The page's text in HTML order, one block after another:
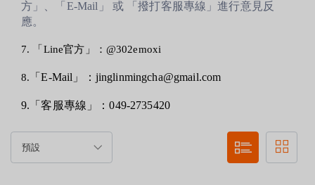
方」、「E-Mail」 或 「撥打客服專線」進行意見反
應。
7. 「Line官方」 ：@302emoxi
8. 「E-Mail」：jinglinmingcha@gmail.com
9. 「客服專線」：049-2735420